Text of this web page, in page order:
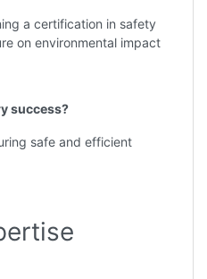
a certification in safety
on environmental impact
success?
safe and efficient